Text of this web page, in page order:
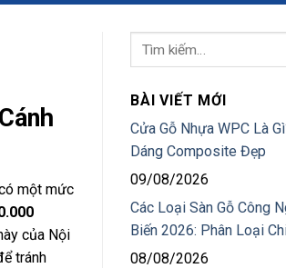
một mức
của Nội
tránh
BÀI VIẾT MỚI
Cửa Gỗ Nhựa WPC Là
Dáng Composite Đẹp
09/08/2026
Các Loại Sàn Gỗ Công
Biến 2026: Phân Loại
08/08/2026